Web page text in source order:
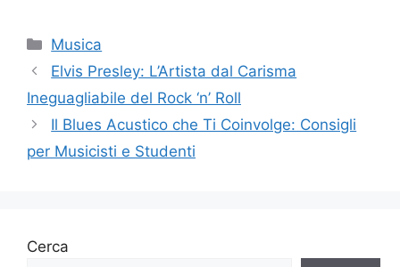
Categorie
Musica
Elvis Presley: L’Artista dal Carisma
Ineguagliabile del Rock ‘n’ Roll
Il Blues Acustico che Ti Coinvolge: Consigli
per Musicisti e Studenti
Cerca